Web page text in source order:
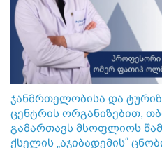
ჯანმრთელობისა და
ცენტრის ორგანიზებით,
გამართავს მსოფლიოს
ქსელის „აჯიბადემის“